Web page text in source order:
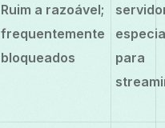
Ruim a razoável;
frequentemente
bloqueados
para